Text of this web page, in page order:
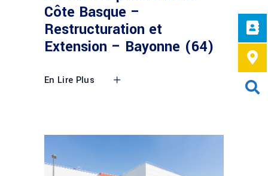
Côte Basque –
Restructuration et
Extension – Bayonne (64)
En Lire Plus